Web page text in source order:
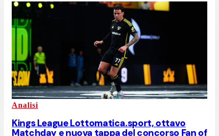
Analisi
Kings League Lottomatica.sport, ottavo
Matchday e nuova tappa del concorso Fan of